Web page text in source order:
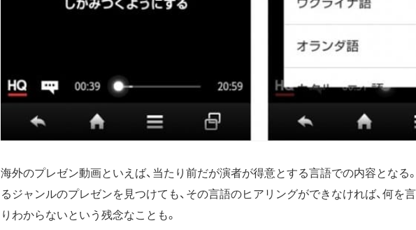
海外のプレゼン動画といえば、当たり前だが演者が得意とする言語での内容となる
るジャンルのプレゼンを見つけても、その言語のヒアリングができなければ、何を
りわからないという残念なことも。